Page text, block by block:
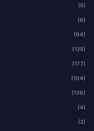
(5)
(6)
(94)
(125)
(177)
(104)
(126)
(4)
(2)